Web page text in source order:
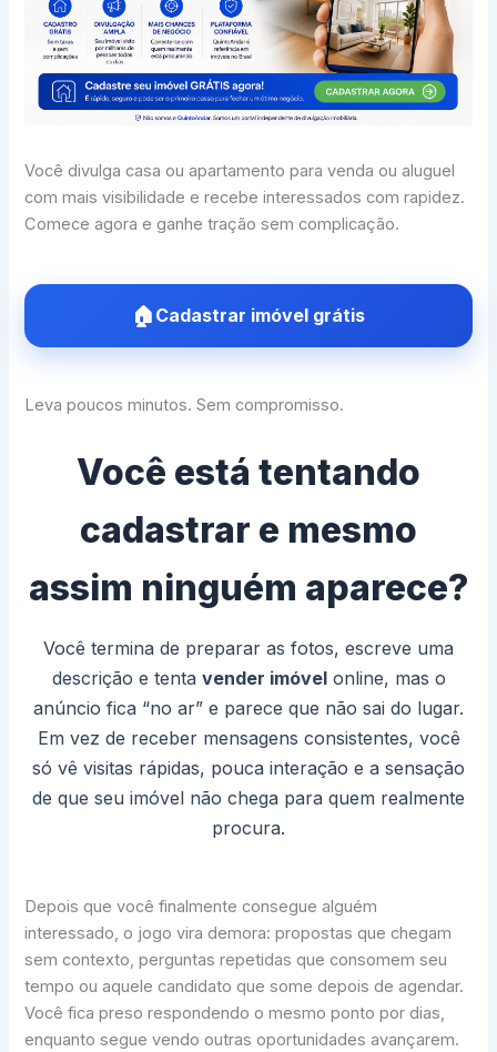
Você divulga casa ou apartamento para venda ou aluguel
com mais visibilidade e recebe interessados com rapidez.
Comece agora e ganhe tração sem complicação.
Cadastrar imóvel grátis
Leva poucos minutos. Sem compromisso.
Você está tentando
cadastrar e mesmo
assim ninguém aparece?
Você termina de preparar as fotos, escreve uma
descrição e tenta vender imóvelonline, mas o
anúncio fica “no ar” e parece que não sai do lugar.
Em vez de receber mensagens consistentes, você
só vê visitas rápidas, pouca interação e a sensação
de que seu imóvel não chega para quem realmente
procura.
Depois que você finalmente consegue alguém
interessado, o jogo vira demora: propostas que chegam
sem contexto, perguntas repetidas que consomem seu
tempo ou aquele candidato que some depois de agendar.
Você fica preso respondendo o mesmo ponto por dias,
enquanto segue vendo outras oportunidades avançarem.